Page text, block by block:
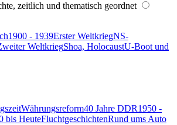
zeitlich und thematisch geordnet
1900 - 1939Erster WeltkriegNS-
WeltkriegShoa, HolocaustU-Boot und
Währungsreform40 Jahre DDR1950 -
bis HeuteFluchtgeschichtenRund ums Auto